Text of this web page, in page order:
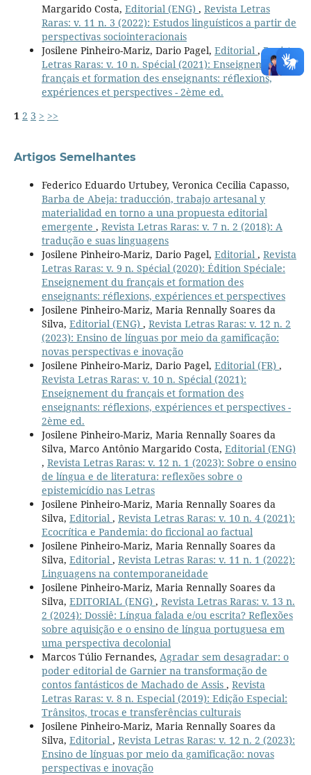
Margarido Costa, Editorial (ENG) , Revista Letras
Raras: v. 11 n. 3 (2022): Estudos linguísticos a partir de
perspectivas sociointeracionais
Josilene Pinheiro-Mariz, Dario Pagel, Editorial ,Revista
Letras Raras: v. 10 n. Spécial (2021): Enseignement du
français et formation des enseignants: réflexions,
expériences et perspectives - 2ème ed.
1 2 3 > >>
Artigos Semelhantes
Federico Eduardo Urtubey, Veronica Cecilia Capasso,
Barba de Abeja: traducción, trabajo artesanal y
materialidad en torno a una propuesta editorial
emergente , Revista Letras Raras: v. 7 n. 2 (2018): A
tradução e suas linguagens
Josilene Pinheiro-Mariz, Dario Pagel, Editorial , Revista
Letras Raras: v. 9 n. Spécial (2020): Édition Spéciale:
Enseignement du français et formation des
enseignants: réflexions, expériences et perspectives
Josilene Pinheiro-Mariz, Maria Rennally Soares da
Silva, Editorial (ENG) , Revista Letras Raras: v. 12 n. 2
(2023): Ensino de línguas por meio da gamificação:
novas perspectivas e inovação
Josilene Pinheiro-Mariz, Dario Pagel, Editorial (FR) ,
Revista Letras Raras: v. 10 n. Spécial (2021):
Enseignement du français et formation des
enseignants: réflexions, expériences et perspectives -
2ème ed.
Josilene Pinheiro-Mariz, Maria Rennally Soares da
Silva, Marco Antônio Margarido Costa, Editorial (ENG)
, Revista Letras Raras: v. 12 n. 1 (2023): Sobre o ensino
de língua e de literatura: reflexões sobre o
epistemicídio nas Letras
Josilene Pinheiro-Mariz, Maria Rennally Soares da
Silva, Editorial , Revista Letras Raras: v. 10 n. 4 (2021):
Ecocrítica e Pandemia: do ficcional ao factual
Josilene Pinheiro-Mariz, Maria Rennally Soares da
Silva, Editorial , Revista Letras Raras: v. 11 n. 1 (2022):
Linguagens na contemporaneidade
Josilene Pinheiro-Mariz, Maria Rennally Soares da
Silva, EDITORIAL (ENG) , Revista Letras Raras: v. 13 n.
2 (2024): Dossiê: Língua falada e/ou escrita? Reflexões
sobre aquisição e o ensino de língua portuguesa em
uma perspectiva decolonial
Marcos Túlio Fernandes, Agradar sem desagradar: o
poder editorial de Garnier na transformação de
contos fantásticos de Machado de Assis , Revista
Letras Raras: v. 8 n. Especial (2019): Edição Especial:
Trânsitos, trocas e transferências culturais
Josilene Pinheiro-Mariz, Maria Rennally Soares da
Silva, Editorial , Revista Letras Raras: v. 12 n. 2 (2023):
Ensino de línguas por meio da gamificação: novas
perspectivas e inovação